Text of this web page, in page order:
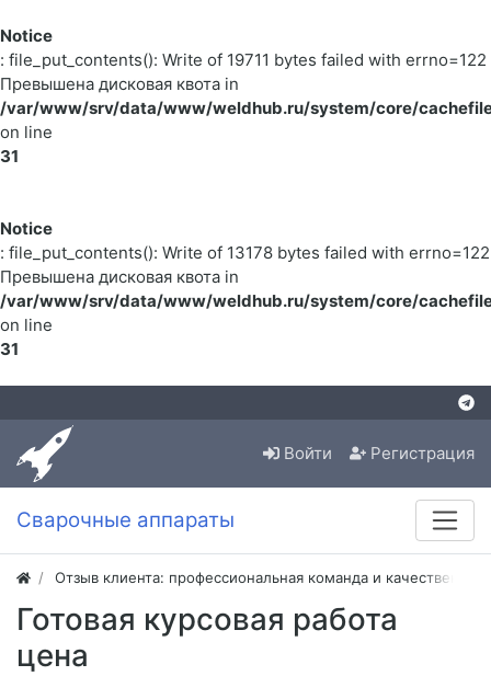
Notice
: file_put_contents(): Write of 19711 bytes failed with errno=122
Превышена дисковая квота in
/var/www/srv/data/www/weldhub.ru/system/core/
on line
31
Notice
: file_put_contents(): Write of 13178 bytes failed with errno=122
Превышена дисковая квота in
/var/www/srv/data/www/weldhub.ru/system/core/
on line
31
Войти Регистрация
Сварочные аппараты
Отзыв клиента: профессиональная команда и
Готовая курсовая работа
цена